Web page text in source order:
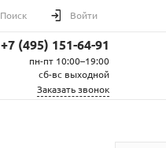
Поиск Войти
+7 (495) 151-64-91
пн-пт 10:00–19:00
сб-вс выходной
Заказать звонок